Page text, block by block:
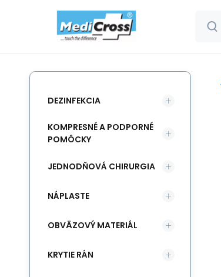
DEZINFEKCIA
KOMPRESNÉ A PODPORNÉ
POMÔCKY
JEDNODŇOVÁ CHIRURGIA
NÁPLASTE
OBVÄZOVÝ MATERIÁL
KRYTIE RÁN